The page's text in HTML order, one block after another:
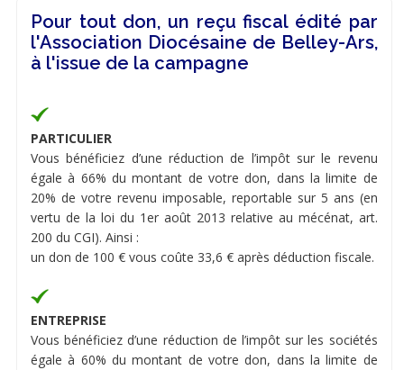
Pour tout don, un reçu fiscal édité par
l'Association Diocésaine de Belley-Ars,
à l'issue de la campagne
PARTICULIER
Vous bénéficiez d’une réduction de l’impôt sur le revenu
égale à 66% du montant de votre don, dans la limite de
20% de votre revenu imposable, reportable sur 5 ans (en
vertu de la loi du 1er août 2013 relative au mécénat, art.
200 du CGI). Ainsi :
un don de 100 € vous coûte 33,6 € après déduction fiscale.
ENTREPRISE
Vous bénéficiez d’une réduction de l’impôt sur les sociétés
égale à 60% du montant de votre don, dans la limite de